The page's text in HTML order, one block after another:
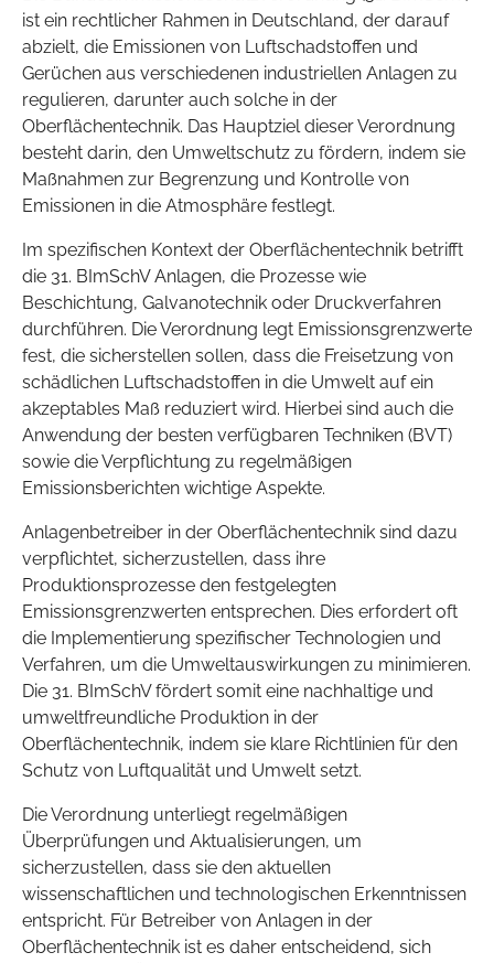
ist ein rechtlicher Rahmen in Deutschland, der darauf
abzielt, die Emissionen von Luftschadstoffen und
Gerüchen aus verschiedenen industriellen Anlagen zu
regulieren, darunter auch solche in der
Oberflächentechnik. Das Hauptziel dieser Verordnung
besteht darin, den Umweltschutz zu fördern, indem sie
Maßnahmen zur Begrenzung und Kontrolle von
Emissionen in die Atmosphäre festlegt.
Im spezifischen Kontext der Oberflächentechnik betrifft
die 31. BImSchV Anlagen, die Prozesse wie
Beschichtung, Galvanotechnik oder Druckverfahren
durchführen. Die Verordnung legt Emissionsgrenzwerte
fest, die sicherstellen sollen, dass die Freisetzung von
schädlichen Luftschadstoffen in die Umwelt auf ein
akzeptables Maß reduziert wird. Hierbei sind auch die
Anwendung der besten verfügbaren Techniken (BVT)
sowie die Verpflichtung zu regelmäßigen
Emissionsberichten wichtige Aspekte.
Anlagenbetreiber in der Oberflächentechnik sind dazu
verpflichtet, sicherzustellen, dass ihre
Produktionsprozesse den festgelegten
Emissionsgrenzwerten entsprechen. Dies erfordert oft
die Implementierung spezifischer Technologien und
Verfahren, um die Umweltauswirkungen zu minimieren.
Die 31. BImSchV fördert somit eine nachhaltige und
umweltfreundliche Produktion in der
Oberflächentechnik, indem sie klare Richtlinien für den
Schutz von Luftqualität und Umwelt setzt.
Die Verordnung unterliegt regelmäßigen
Überprüfungen und Aktualisierungen, um
sicherzustellen, dass sie den aktuellen
wissenschaftlichen und technologischen Erkenntnissen
entspricht. Für Betreiber von Anlagen in der
Oberflächentechnik ist es daher entscheidend, sich